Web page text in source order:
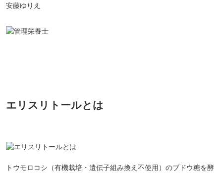
安藤ゆりえ
エリスリトールとは
トウモロコシ（有機栽培・遺伝子組み換え不使用）のブドウ糖を酵